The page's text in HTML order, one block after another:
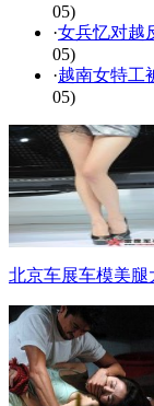
05)
·女兵忆对越
05)
·越南女特工
05)
北京车展车模美腿